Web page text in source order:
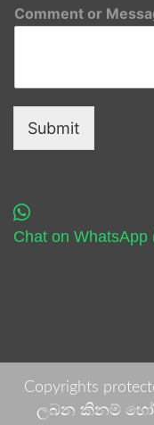
Comment or
Submit
Chat on WhatsApp
Copyrights
ලබන කිනම් හෝ